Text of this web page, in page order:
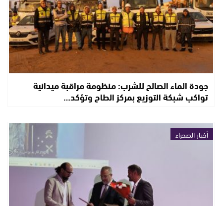
جودة الماء الصالح للشرب: منظومة مراقبة ميدانية
تواكب شبكة التوزيع بمركز الطاح وتؤكد…
أخبار الصحراء